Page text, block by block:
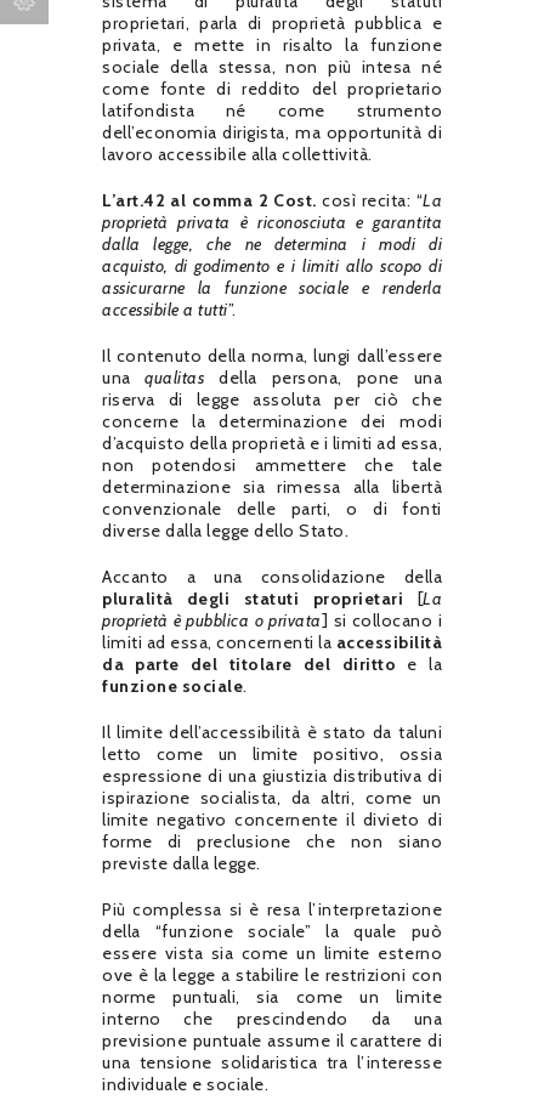
proprietari, parla di proprietà pubblica e
privata, e mette in risalto la funzione
sociale della stessa, non più intesa né
come fonte di reddito del proprietario
latifondista né come strumento
dell’economia dirigista, ma opportunità di
lavoro accessibile alla collettività.
L’art.42 al comma 2 Cost.così recita: “La
proprietà privata è riconosciuta e garantita
dalla legge, che ne determina i modi di
acquisto, di godimento e i limiti allo scopo di
assicurarne la funzione sociale e renderla
accessibile a tutti”.
Il contenuto della norma, lungi dall’essere
unaqualitas della persona, pone una
riserva di legge assoluta per ciò che
concerne la determinazione dei modi
d’acquisto della proprietà e i limiti ad essa,
non potendosi ammettere che tale
determinazione sia rimessa alla libertà
convenzionale delle parti, o di fonti
diverse dalla legge dello Stato.
Accanto a una consolidazione della
pluralità degli statuti proprietari [La
proprietà è pubblica o privata] si collocano i
limiti ad essa, concernenti la accessibilità
da parte del titolare del diritto e la
funzione sociale.
Il limite dell’accessibilità è stato da taluni
letto come un limite positivo, ossia
espressione di una giustizia distributiva di
ispirazione socialista, da altri, come un
limite negativo concernente il divieto di
forme di preclusione che non siano
previste dalla legge.
Più complessa si è resa l’interpretazione
della “funzione sociale” la quale può
essere vista sia come un limite esterno
ove è la legge a stabilire le restrizioni con
norme puntuali, sia come un limite
interno che prescindendo da una
previsione puntuale assume il carattere di
una tensione solidaristica tra l’interesse
individuale e sociale.